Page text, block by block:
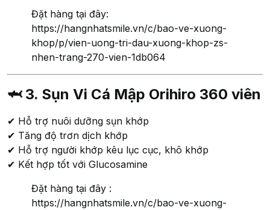
Đặt hàng tại đây:
https://hangnhatsmile.vn/c/bao-ve-xuong-
khop/p/vien-uong-tri-dau-xuong-khop-zs-
nhen-trang-270-vien-1db064
🦈 3. Sụn Vi Cá Mập Orihiro 360 viên
✔ Hỗ trợ nuôi dưỡng sụn khớp
✔ Tăng độ trơn dịch khớp
✔ Hỗ trợ người khớp kêu lục cục, khô khớp
✔ Kết hợp tốt với Glucosamine
Đặt hàng tại đây :
https://hangnhatsmile.vn/c/bao-ve-xuong-